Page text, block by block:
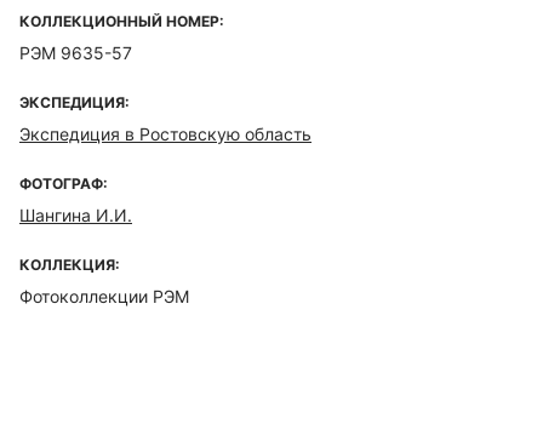
КОЛЛЕКЦИОННЫЙ НОМЕР:
РЭМ 9635-57
ЭКСПЕДИЦИЯ:
Экспедиция в Ростовскую область
ФОТОГРАФ:
Шангина И.И.
КОЛЛЕКЦИЯ:
Фотоколлекции РЭМ